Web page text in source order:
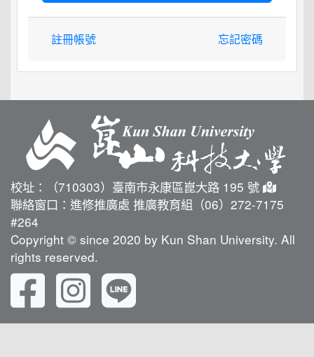
註冊帳號 忘記密碼
校址：（710303）臺南市永康區崑大路 195 號
聯絡窗口：進修推廣處 推廣教育組（06）272-7175
#264
Copyright © since 2020 by Kun Shan University. All
rights reserved.